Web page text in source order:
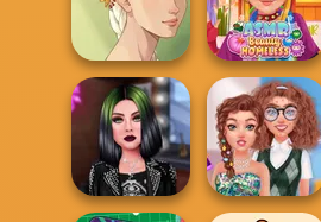
ASMR Beauty
Japanese Spa
ASMR Stye
Treatment
Natural Girl
Portrait
ASMR Beauty
Homeless